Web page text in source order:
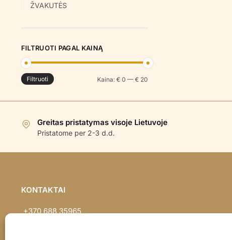
ŽVAKUTĖS
FILTRUOTI PAGAL KAINĄ
Min
Maks
Filtruoti Kaina: € 0 — € 20
Greitas pristatymas visoje Lietuvoje
Pristatome per 2-3 d.d.
KONTAKTAI
+370 688 35965